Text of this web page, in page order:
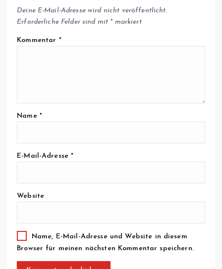
Deine E-Mail-Adresse wird nicht veröffentlicht.
Erforderliche Felder sind mit *markiert
Kommentar *
Name *
E-Mail-Adresse*
Website
Name, E-Mail-Adresse und Website in diesem
Browser für meinen nächsten Kommentar speichern.